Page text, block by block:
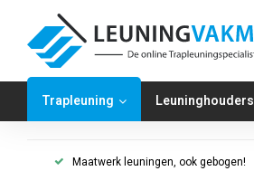
Trapleuning Leuninghouders
Maatwerk leuningen, ook gebogen!